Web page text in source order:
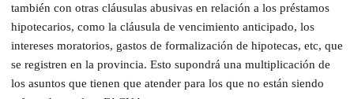
también con otras cláusulas abusivas en relación a los préstamos
hipotecarios, como la cláusula de vencimiento anticipado, los
intereses moratorios, gastos de formalización de hipotecas, etc, que
se registren en la provincia. Esto supondrá una multiplicación de
los asuntos que tienen que atender para los que no están siendo